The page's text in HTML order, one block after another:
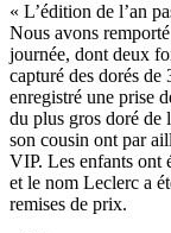
« L’édition de l’an
Nous avons
journée, dont deux
capturé des dorés
enregistré une prise
du plus gros doré de
son cousin ont par
VIP. Les enfants ont
et le nom Leclerc a
remises de prix.